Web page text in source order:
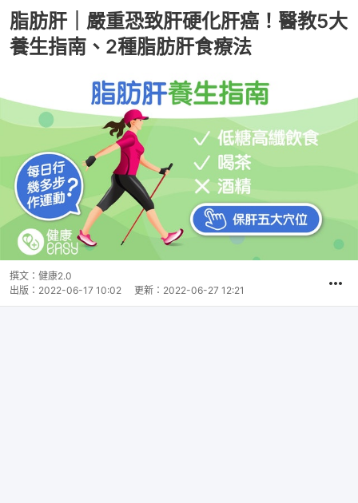
脂肪肝｜嚴重恐致肝硬化肝癌！醫教5大
養生指南、2種脂肪肝食療法
撰文： 健康2.0
出版： 2022-06-17 10:02 更新： 2022-06-27 12:21